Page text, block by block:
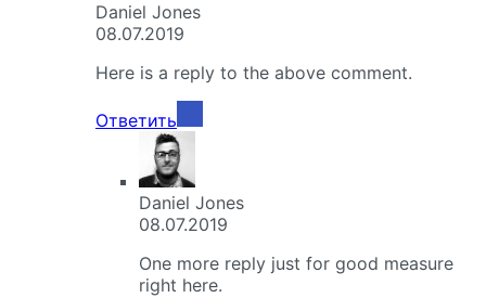
Daniel Jones
08.07.2019
Here is a reply to the above comment.
Ответить
Daniel Jones
08.07.2019
One more reply just for good measure
right here.